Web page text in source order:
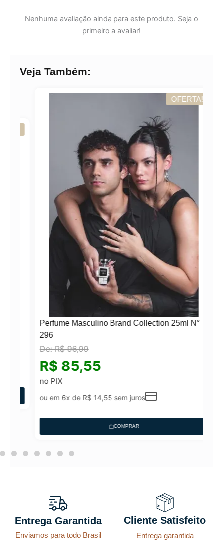
Nenhuma avaliação ainda para este produto. Seja o
primeiro a avaliar!
Veja Também:
OFERTA!
Perfume Masculino Brand Collection 25ml N°
296
De:R$96,99
R$85,55
no PIX
ou em 6x de R$14,55sem juros
COMPRAR
Entrega Garantida
Enviamos para todo Brasil
Cliente Satisfeito
Entrega garantida